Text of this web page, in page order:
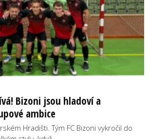
Bizoni jsou hladoví a
ambice
Hradišti. Tým FC Bizoni vykročil do